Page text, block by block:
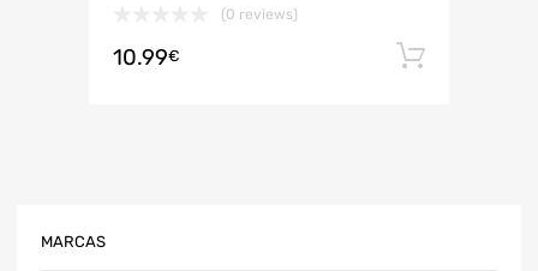
(0 reviews)
10.99€
MARCAS